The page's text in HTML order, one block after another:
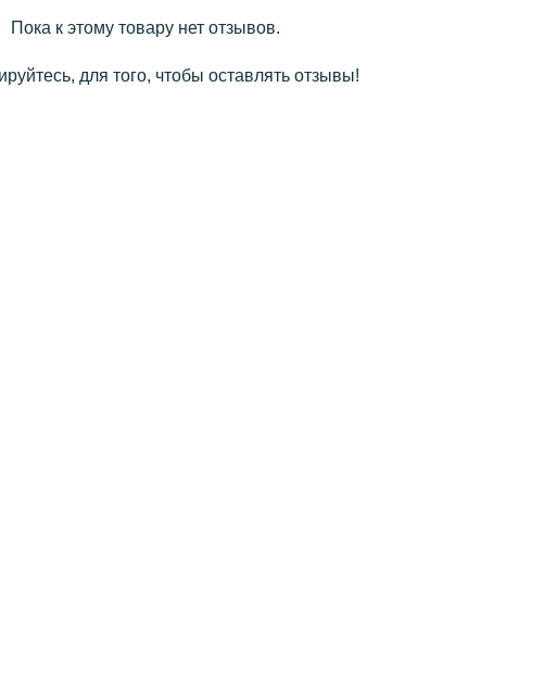
Пока к этому товару нет отзывов.
для того, чтобы оставлять отзывы!